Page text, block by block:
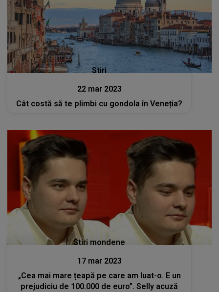
Stiri
22 mar 2023
Cât costă să te plimbi cu gondola în Veneția?
Stiri mondene
17 mar 2023
„Cea mai mare țeapă pe care am luat-o. E un
prejudiciu de 100.000 de euro”. Selly acuză